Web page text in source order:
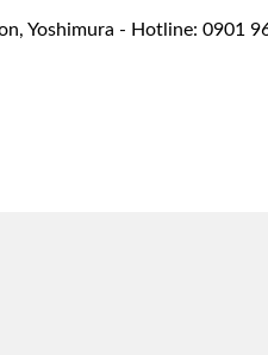
Yoshimura - Hotline: 0901